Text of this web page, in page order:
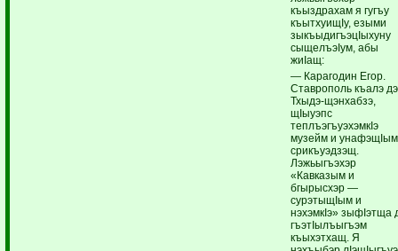
къыздрахам я гугъу
къытхуищIу, езыми
зыкъыдигъэцIыхуну
сыщелъэIум, абы
жиIащ:
— Карагодин Егор.
Ставрополь къалэ
Тхыдэ-щэнхабзэ,
щIыуэпс
теплъэгъуэхэмкIэ
музейм и унафэщIым
срикъуэдзэщ.
Лэжьыгъэхэр
«Кавказым и
бгырысхэр —
сурэтыщIым и
нэхэмкIэ» зыфIэтща
гъэтIылъыгъэм
къыхэтхащ. Я